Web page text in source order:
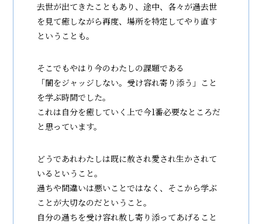
去世が出てきたこともあり、途中、各々が過去世
を見て癒しながら再度、場所を特定してやり直す
ということも。
そこでもやはり今のわたしの課題である
「闇をジャッジしない。受け容れ寄り添う」こと
を学ぶ時間でした。
これは自分を癒していく上で今1番必要なところだ
と思っています。
どうであれわたしは既に赦され愛され生かされて
いるということ。
過ちや間違いは悪いことではなく、そこから学ぶ
ことが大切なのだということ。
自分の過ちを受け容れ赦し寄り添ってあげること